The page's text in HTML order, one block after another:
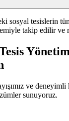
sosyal tesislerin
takip edilir ve
ve
sunuyoruz.